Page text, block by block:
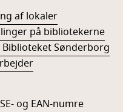
af lokaler
på bibliotekerne
Biblioteket Sønderborg
og EAN-numre